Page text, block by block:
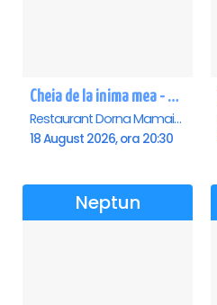
Cheia de la inima mea - Mamaia
Restaurant Dorna Mamaia, Mamaia
18 August 2026, ora 20:30
Neptun